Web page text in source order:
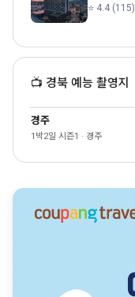
⭐ 4.4 (115)
📺 경북 예능 촬영지
경주
1박2일 시즌1 · 경주